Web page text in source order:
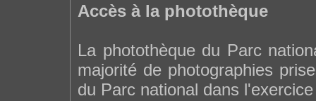
Accès à la photothèque
La photothèque du Parc
majorité de photographies
du Parc national dans